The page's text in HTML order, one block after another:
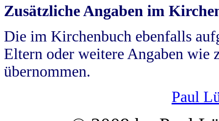
Zusätzliche Angaben im
Die im Kirchenbuch ebenfalls
Eltern oder weitere Angaben wie
übernommen.
Paul